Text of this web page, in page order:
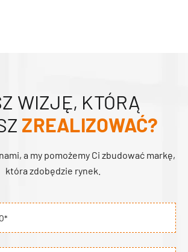
WIZJĘ, KTÓRĄ
ZREALIZOWAĆ?
a my pomożemy Ci zbudować markę,
która zdobędzie rynek.